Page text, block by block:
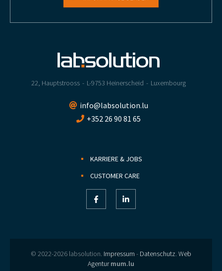
22, Hauptstrooss L-9753 Heinerscheid Luxembourg
info@labsolution.lu
+352 26 90 81 65
KARRIERE & JOBS
CUSTOMER CARE
© 2022-2026 labsolution. Impressum - Datenschutz. Web
Agentur mum.lu